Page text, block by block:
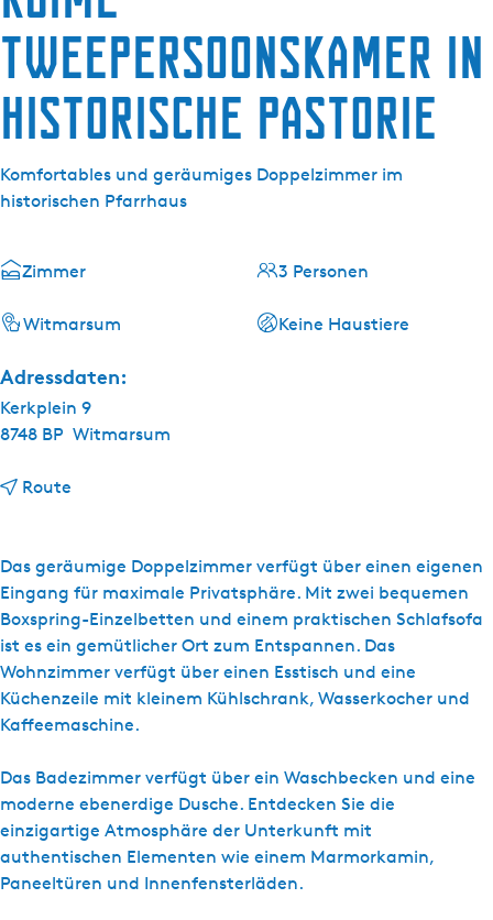
tweepersoonskamer in
historische pastorie
Komfortables und geräumiges Doppelzimmer im
historischen Pfarrhaus
Das geräumige Doppelzimmer verfügt über einen eigenen
Eingang für maximale Privatsphäre. Mit zwei bequemen
Boxspring-Einzelbetten und einem praktischen Schlafsofa
ist es ein gemütlicher Ort zum Entspannen. Das
Wohnzimmer verfügt über einen Esstisch und eine
Küchenzeile mit kleinem Kühlschrank, Wasserkocher und
Kaffeemaschine.
Das Badezimmer verfügt über ein Waschbecken und eine
moderne ebenerdige Dusche. Entdecken Sie die
einzigartige Atmosphäre der Unterkunft mit
authentischen Elementen wie einem Marmorkamin,
Paneeltüren und Innenfensterläden.
Zimmer
Witmarsum
3 Personen
Keine Haustiere
Adressdaten:
Kerkplein 9
8748 BP Witmarsum
Route
R
u
i
m
e
t
w
e
p
e
r
s